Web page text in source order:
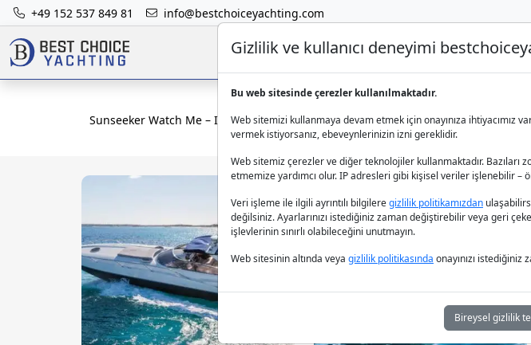
+49 152 537 849 81 info@bestchoiceyachting.com
Lüks Yat
Sunseeker Watch Me – Ibiza Çıkışlı 15m Motor Yat
Gizlilik ve kullanıcı deneyimi
Bu web sitesinde çerezler kullanılmaktadır.
Web sitemizi kullanmaya devam etmek için onayınıza ihtiyacımız
vermek istiyorsanız, ebeveynlerinizin izni gereklidir.
Web sitemiz çerezler ve diğer teknolojiler kullanmaktadır. Bazıları
etmemize yardımcı olur. IP adresleri gibi kişisel veriler işlenebilir
Veri işleme ile ilgili ayrıntılı bilgileregizlilik politikamızdan
değilsiniz. Ayarlarınızı istediğiniz zaman değiştirebilir veya geri
işlevlerinin sınırlı olabileceğini unutmayın.
Web sitesinin altında veya gizlilik politikasında onayınızı
Bireysel gizlilik